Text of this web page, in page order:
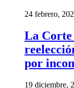
24 febrero,
La Corte
por
19 diciembre,